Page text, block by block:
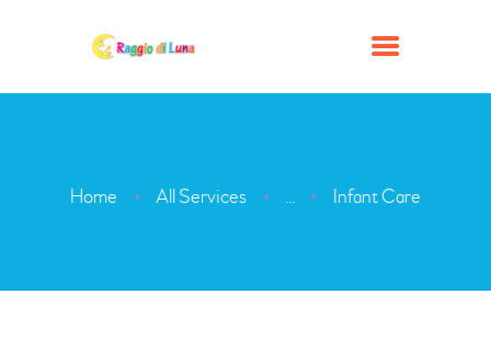
Home All Services ... Infant Care
SERVIZI